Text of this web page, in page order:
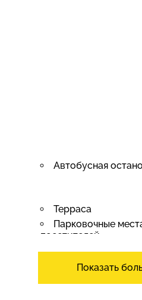
Автобусная
Терраса
Парковочные
посетителей
Показать